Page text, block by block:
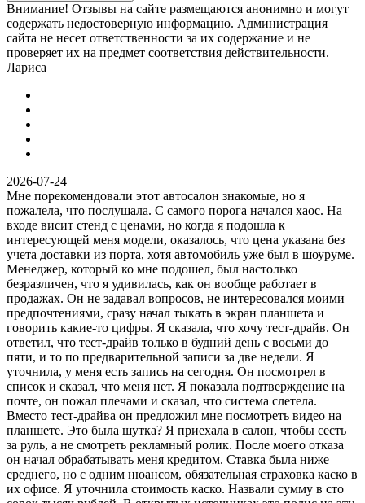
Внимание! Отзывы на сайте размещаются анонимно и могут
содержать недостоверную информацию. Администрация
сайта не несет ответственности за их содержание и не
проверяет их на предмет соответствия действительности.
Лариса
2026-07-24
Мне порекомендовали этот автосалон знакомые, но я
пожалела, что послушала. С самого порога начался хаос. На
входе висит стенд с ценами, но когда я подошла к
интересующей меня модели, оказалось, что цена указана без
учета доставки из порта, хотя автомобиль уже был в шоуруме.
Менеджер, который ко мне подошел, был настолько
безразличен, что я удивилась, как он вообще работает в
продажах. Он не задавал вопросов, не интересовался моими
предпочтениями, сразу начал тыкать в экран планшета и
говорить какие-то цифры. Я сказала, что хочу тест-драйв. Он
ответил, что тест-драйв только в будний день с восьми до
пяти, и то по предварительной записи за две недели. Я
уточнила, у меня есть запись на сегодня. Он посмотрел в
список и сказал, что меня нет. Я показала подтверждение на
почте, он пожал плечами и сказал, что система слетела.
Вместо тест-драйва он предложил мне посмотреть видео на
планшете. Это была шутка? Я приехала в салон, чтобы сесть
за руль, а не смотреть рекламный ролик. После моего отказа
он начал обрабатывать меня кредитом. Ставка была ниже
среднего, но с одним нюансом, обязательная страховка каско в
их офисе. Я уточнила стоимость каско. Назвали сумму в сто